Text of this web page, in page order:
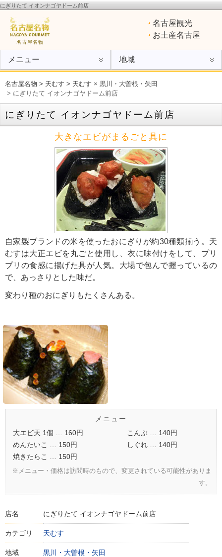
にぎりたて イオンナゴヤドーム前店
けスパ、小倉トースト、ういろう
名古屋名物
名古屋観光
お土産名古屋
メニュー 地域
名古屋名物 > 天むす > 天むす × 黒川・大曽根・矢田
> にぎりたて イオンナゴヤドーム前店
にぎりたて イオンナゴヤドーム前店
大きなエビがまるごと具に
自家製ブランドの米を使ったおにぎりが約30種類揃う。天
むすは大正エビを丸ごと使用し、衣に味付けをして、プリ
プリの食感に揚げた具が人気。大場で包んで握っているの
で、あっさりとした味だ。
変わり種のおにぎりもたくさんある。
メニュー
大エビ天 1個 … 160円
めんたいこ … 150円
焼きたらこ … 150円
こんぶ … 140円
しぐれ … 140円
※メニュー・価格は訪問時のもので、変更されている可能性がありま
す。
店名 にぎりたて イオンナゴヤドーム前店
カテゴリ 天むす
地域 黒川・大曽根・矢田